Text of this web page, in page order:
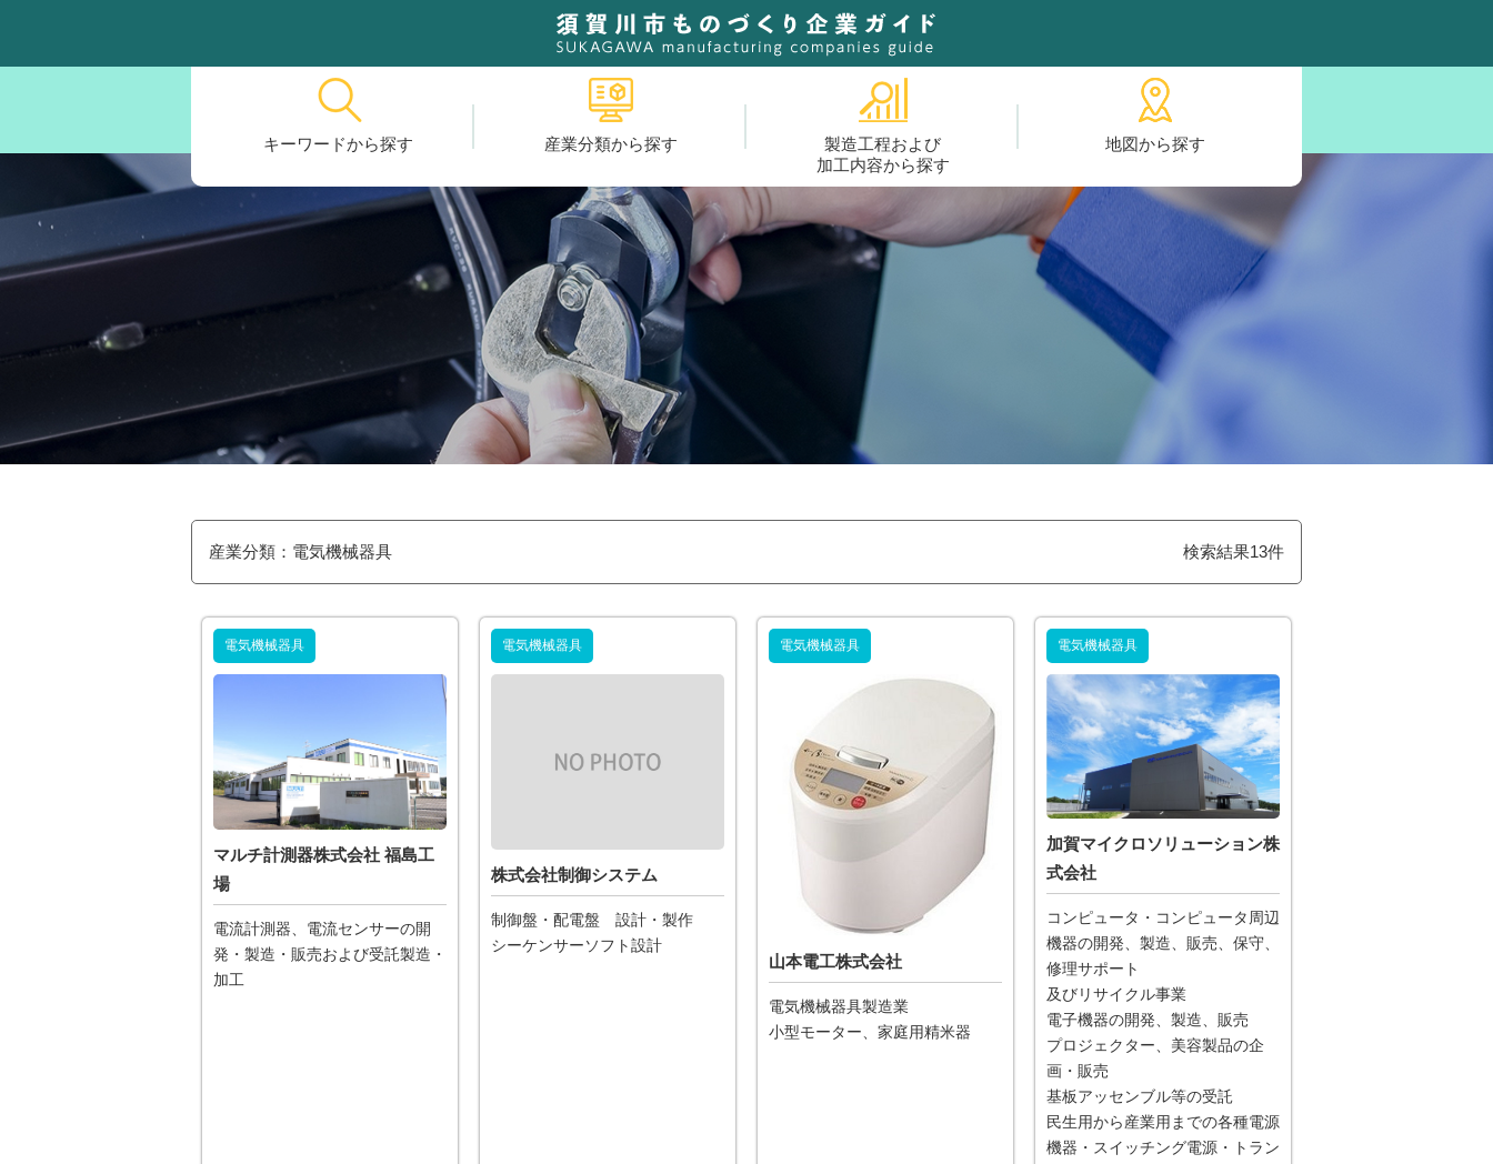
キーワードから探す 産業分類から探す
製造工程および
加工内容から探す
地図から探す
産業分類：電気機械器具 検索結果13件
電気機械器具
マルチ計測器株式会社 福島工
場
電流計測器、電流センサーの開
発・製造・販売および受託製造・
加工
電気機械器具
株式会社制御システム
制御盤・配電盤 設計・製作
シーケンサーソフト設計
電気機械器具
山本電工株式会社
電気機械器具製造業
小型モーター、家庭用精米器
電気機械器具
加賀マイクロソリューション株
式会社
コンピュータ・コンピュータ周辺
機器の開発、製造、販売、保守、
修理サポート
及びリサイクル事業
電子機器の開発、製造、販売
プロジェクター、美容製品の企
画・販売
基板アッセンブル等の受託
民生用から産業用までの各種電源
機器・スイッチング電源・トラン